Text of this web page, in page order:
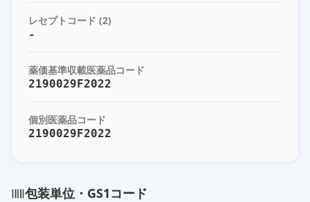
炭酸ランタンOD錠500mg「フソ
500mg「YD」
薬価 51.30 円
レセプトコード (2)
-
薬価基準収載医薬品コード
2190029F2022
個別医薬品コード
2190029F2022
包装単位・GS1コード